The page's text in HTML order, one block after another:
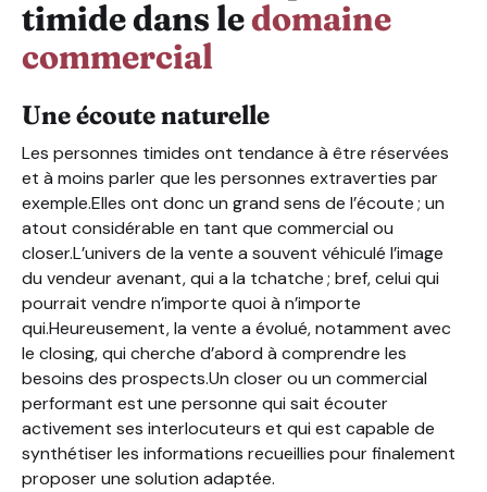
timide dans ledomaine
commercial
Une écoute naturelle
Les personnes timides ont tendance à être réservées
et à moins parler que les personnes extraverties par
exemple.Elles ont donc un grand sens de l’écoute ; un
atout considérable en tant que commercial ou
closer.L’univers de la vente a souvent véhiculé l’image
du vendeur avenant, qui a la tchatche ; bref, celui qui
pourrait vendre n’importe quoi à n’importe
qui.Heureusement, la vente a évolué, notamment avec
le closing, qui cherche d’abord à comprendre les
besoins des prospects.Un closer ou un commercial
performant est une personne qui sait écouter
activement ses interlocuteurs et qui est capable de
synthétiser les informations recueillies pour finalement
proposer une solution adaptée.